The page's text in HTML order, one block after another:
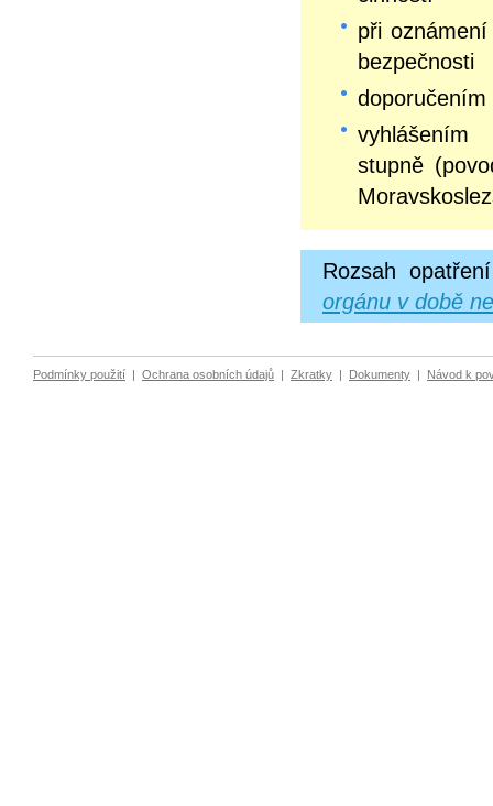
při
bezpečnosti
stupně
Rozsah
orgánu v době
Podmínky použití | Ochrana osobních údajů | Zkratky | Dokumenty | Návod k